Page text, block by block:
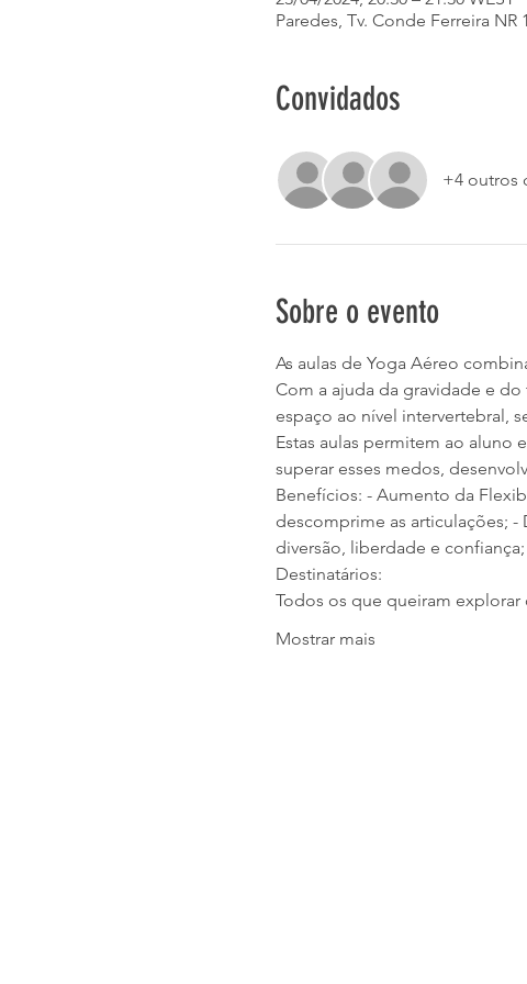
Paredes, Tv. Conde Ferreira NR
Convidados
+4 outros
Sobre o evento
As aulas de Yoga Aéreo
Com a ajuda da gravidade e
espaço ao nível intervertebral,
Estas aulas permitem ao aluno
superar esses medos,
Benefícios: - Aumento da
descomprime as articulações;
diversão, liberdade e
Destinatários:
Todos os que queiram explorar
Mostrar mais